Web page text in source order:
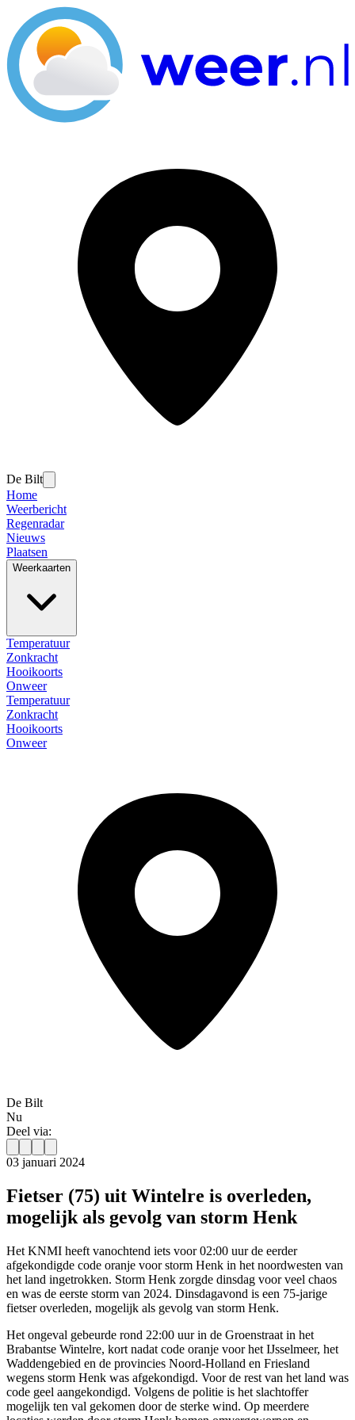
De Bilt
Home
Weerbericht
Regenradar
Nieuws
Plaatsen
Weerkaarten
Temperatuur
Zonkracht
Hooikoorts
Onweer
Temperatuur
Zonkracht
Hooikoorts
Onweer
De Bilt
Nu
Deel via:
03 januari 2024
Fietser (75) uit Wintelre is overleden,
mogelijk als gevolg van storm Henk
Het KNMI heeft vanochtend iets voor 02:00 uur de eerder
afgekondigde code oranje voor storm Henk in het noordwesten van
het land ingetrokken. Storm Henk zorgde dinsdag voor veel chaos
en was de eerste storm van 2024. Dinsdagavond is een 75-jarige
fietser overleden, mogelijk als gevolg van storm Henk.
Het ongeval gebeurde rond 22:00 uur in de Groenstraat in het
Brabantse Wintelre, kort nadat code oranje voor het IJsselmeer, het
Waddengebied en de provincies Noord-Holland en Friesland
wegens storm Henk was afgekondigd. Voor de rest van het land was
code geel aangekondigd. Volgens de politie is het slachtoffer
mogelijk ten val gekomen door de sterke wind. Op meerdere